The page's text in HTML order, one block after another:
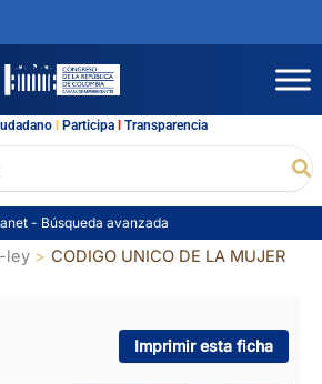
l Participal Transparencia
- Búsqueda avanzada
ley CODIGO UNICO DE LA MUJER
Imprimir esta ficha